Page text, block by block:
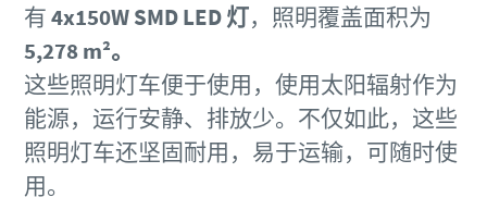
有4x150W SMD LED 灯，照明覆盖面积为
5,278 m²。
这些照明灯车便于使用，使用太阳辐射作为
能源，运行安静、排放少。不仅如此，这些
照明灯车还坚固耐用，易于运输，可随时使
用。